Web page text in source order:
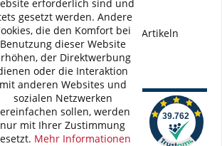
ab € 60,- Bestellwert
mit mehr als 80.000 Artikeln
Garantie
erforderlich sind und
gesetzt werden. Andere
die den Komfort bei
Benutzung dieser Website
der Direktwerbung
oder die Interaktion
mit anderen Websites und
sozialen Netzwerken
sollen, werden
nur mit Ihrer Zustimmung
Mehr Informationen